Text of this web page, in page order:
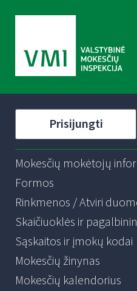
Prisijungti
Mokesčių mokėtojų
Formos
Rinkmenos / Atviri
Skaičiuoklės ir
Sąskaitos ir įmokų kodai
Mokesčių žinynas
Mokesčių kalendorius